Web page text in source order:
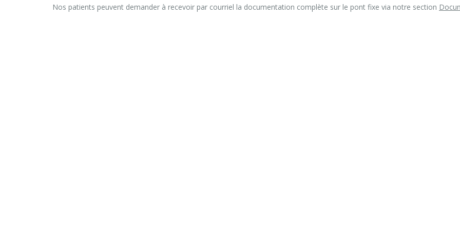
Nos patients peuvent demander à recevoir par courriel la documentation complète sur le pont fixe via notre section